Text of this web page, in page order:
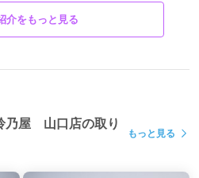
韓国のフォトスタジオを参考
お任せください！東京の問屋
直接入荷しております！
介をもっと見る
乃屋 山口店の取り
もっと見る